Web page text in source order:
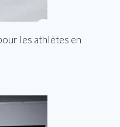
les athlètes en